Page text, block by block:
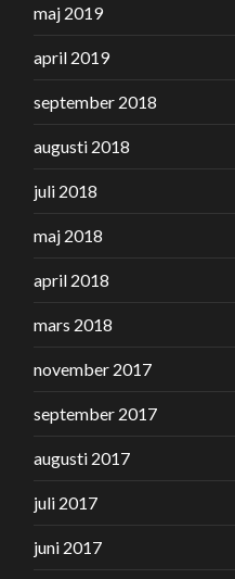
maj 2019
april 2019
september 2018
augusti 2018
juli 2018
maj 2018
april 2018
mars 2018
november 2017
september 2017
augusti 2017
juli 2017
juni 2017